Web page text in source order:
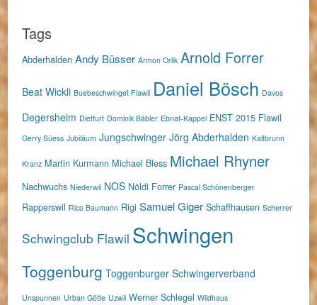
Tags
Abderhalden Andy Büsser Armon Orlik Arnold Forrer
Beat Wickli Buebeschwinget Flawil Daniel Bösch Davos
Degersheim Dietfurt Dominik Bäbler Ebnat-Kappel ENST 2015 Flawil
Gerry Süess Jubiläum Jungschwinger Jörg Abderhalden Kaltbrunn
Kranz Martin Kurmann Michael Bless Michael Rhyner
Nachwuchs Niederwil NOS Nöldi Forrer Pascal Schönenberger
Rapperswil Rico Baumann Rigi Samuel Giger Schaffhausen Scherrer
Schwingclub Flawil Schwingen
Toggenburg Toggenburger Schwingerverband
Unspunnen Urban Götte Uzwil Werner Schlegel Wildhaus